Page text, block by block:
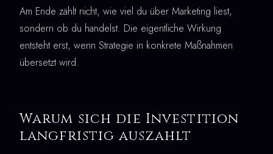
Am Ende zählt nicht, wie viel du über Marketing liest,
sondern ob du handelst. Die eigentliche Wirkung
entsteht erst, wenn Strategie in konkrete Maßnahmen
übersetzt wird.
Warum sich die Investition
langfristig auszahlt